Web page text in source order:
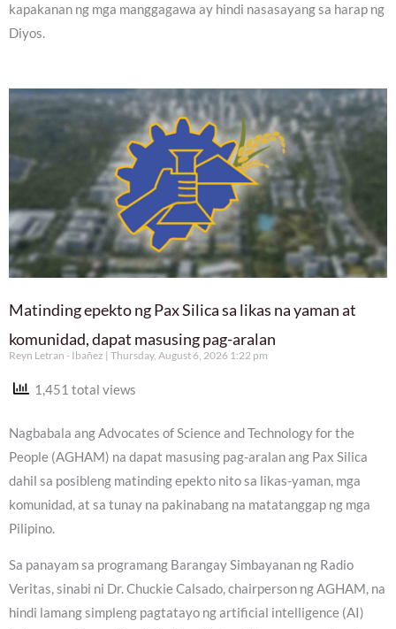
kapakanan ng mga manggagawa ay hindi nasasayang sa harap ng
Diyos.
Matinding epekto ng Pax Silica sa likas na yaman at
komunidad, dapat masusing pag-aralan
Reyn Letran - Ibañez Thursday, August 6, 2026 1:22 pm
1,451 total views
Nagbabala ang Advocates of Science and Technology for the
People (AGHAM) na dapat masusing pag-aralan ang Pax Silica
dahil sa posibleng matinding epekto nito sa likas-yaman, mga
komunidad, at sa tunay na pakinabang na matatanggap ng mga
Pilipino.
Sa panayam sa programang Barangay Simbayanan ng Radio
Veritas, sinabi ni Dr. Chuckie Calsado, chairperson ng AGHAM, na
hindi lamang simpleng pagtatayo ng artificial intelligence (AI)